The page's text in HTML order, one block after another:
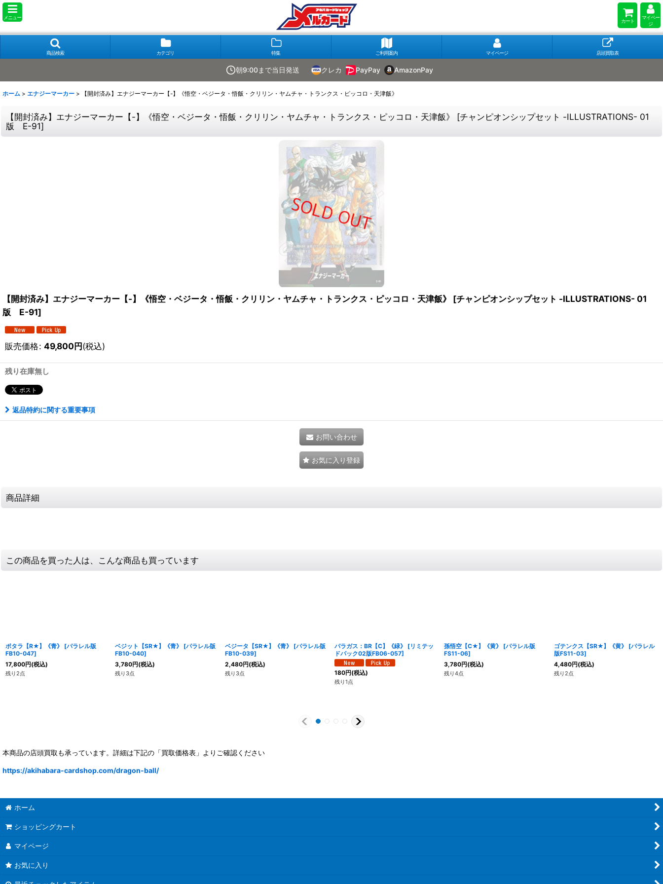
メニュー
カート
マイペー
ジ
商品検索 カテゴリ 特集 ご利用案内 マイページ 店頭買取表
朝9:00まで当日発送 クレカ PayPay AmazonPay
ホーム > エナジーマーカー > 【開封済み】エナジーマーカー【-】《悟空・ベジータ・悟飯・クリリン・ヤムチャ・トランクス・ピッコロ・天津飯》
【開封済み】エナジーマーカー【-】《悟空・ベジータ・悟飯・クリリン・ヤムチャ・トランクス・ピッコロ・天津飯》 [チャンピオンシップセット -ILLUSTRATIONS- 01
版 E-91]
【開封済み】エナジーマーカー【-】《悟空・ベジータ・悟飯・クリリン・ヤムチャ・トランクス・ピッコロ・天津飯》 [チャンピオンシップセット -ILLUSTRATIONS- 01
版 E-91]
販売価格: 49,800円(税込)
残り在庫無し
返品特約に関する重要事項
お問い合わせ
お気に入り登録
商品詳細
この商品を買った人は、こんな商品も買っています
ポタラ【R★】《青》 [パラレル版
FB10-047]
17,800円(税込)
残り2点
ベジット【SR★】《青》 [パラレル版
FB10-040]
3,780円(税込)
残り3点
ベジータ【SR★】《青》 [パラレル版
FB10-039]
2,480円(税込)
残り3点
パラガス：BR【C】《緑》 [リミテッ
ドパック02版FB06-057]
180円(税込)
残り1点
孫悟空【C★】《黄》 [パラレル版
FS11-06]
3,780円(税込)
残り4点
ゴテンクス【SR★】《黄》 [パラレル
版FS11-03]
4,480円(税込)
残り2点
本商品の店頭買取も承っています。詳細は下記の「買取価格表」よりご確認ください
https://akihabara-cardshop.com/dragon-ball/
ホーム
ショッピングカート
マイページ
お気に入り